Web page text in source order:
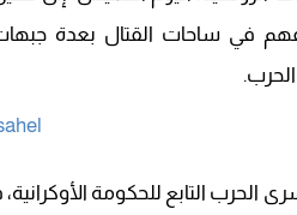
في ساحات القتال بعدة جبهات،
الحرب التابع للحكومة